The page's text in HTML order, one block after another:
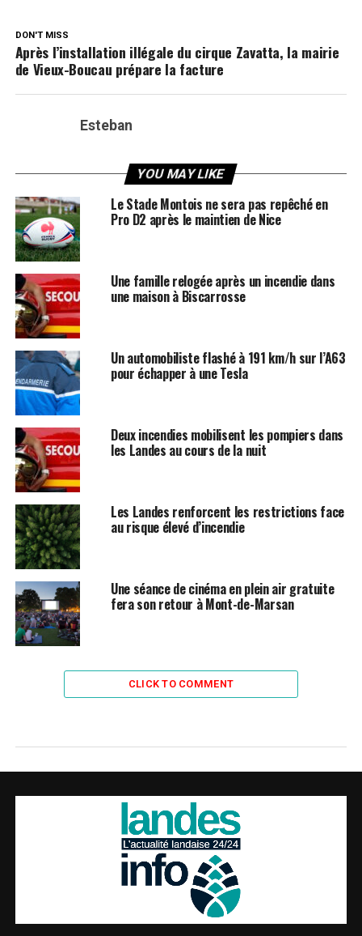
DON'T MISS
Après l’installation illégale du cirque Zavatta, la mairie
de Vieux-Boucau prépare la facture
Esteban
YOU MAY LIKE
Le Stade Montois ne sera pas repêché en
Pro D2 après le maintien de Nice
Une famille relogée après un incendie dans
une maison à Biscarrosse
Un automobiliste flashé à 191 km/h sur l’A63
pour échapper à une Tesla
Deux incendies mobilisent les pompiers dans
les Landes au cours de la nuit
Les Landes renforcent les restrictions face
au risque élevé d’incendie
Une séance de cinéma en plein air gratuite
fera son retour à Mont-de-Marsan
CLICK TO COMMENT